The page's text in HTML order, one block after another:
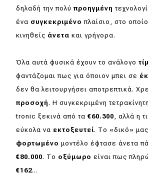
δηλαδή την πολύ προηγμένη
ένα συγκεκριμένοπλαίσιο, στο
κινηθείς άνετα και γρήγορα.
Όλα αυτά φυσικά έχουν το ανάλογο
φαντάζομαι πως για όποιον μπει σε
δεν θα λειτουργήσει αποτρεπτικά.
προσοχή . Η συγκεκριμένη
tronic ξεκινά από τα €60.300 , αλλά η
εύκολα να εκτοξευτεί. Το «δικό»
φορτωμένο μοντέλο έφτασε άνετα
€80.000. Το οξύμωρο είναι πως
€162...